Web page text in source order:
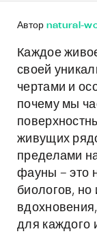
Автор natural-
Каждое
своей
чертами и
почему мы
живущих
пределами
фауны – это
биологов, но
для каждого